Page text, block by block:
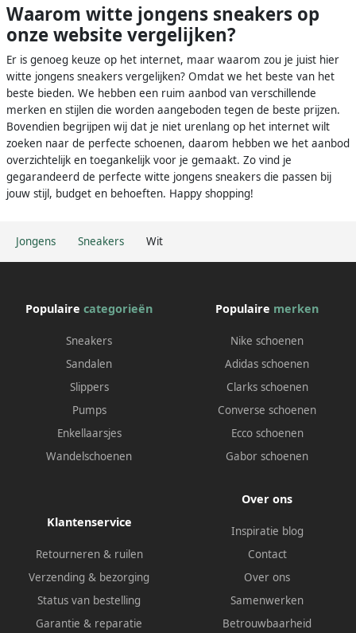
Jongens Sneakers Wit
Waarom witte jongens sneakers op
onze website vergelijken?
Er is genoeg keuze op het internet, maar waarom zou je juist hier
witte jongens sneakers vergelijken? Omdat we het beste van het
beste bieden. We hebben een ruim aanbod van verschillende
merken en stijlen die worden aangeboden tegen de beste prijzen.
Bovendien begrijpen wij dat je niet urenlang op het internet wilt
zoeken naar de perfecte schoenen, daarom hebben we het aanbod
overzichtelijk en toegankelijk voor je gemaakt. Zo vind je
gegarandeerd de perfecte witte jongens sneakers die passen bij
jouw stijl, budget en behoeften. Happy shopping!
Populaire categorieën
Sneakers
Sandalen
Slippers
Pumps
Enkellaarsjes
Wandelschoenen
Populaire merken
Nike schoenen
Adidas schoenen
Clarks schoenen
Converse schoenen
Ecco schoenen
Gabor schoenen
Klantenservice
Retourneren & ruilen
Verzending & bezorging
Status van bestelling
Garantie & reparatie
Over ons
Inspiratie blog
Contact
Over ons
Samenwerken
Betrouwbaarheid